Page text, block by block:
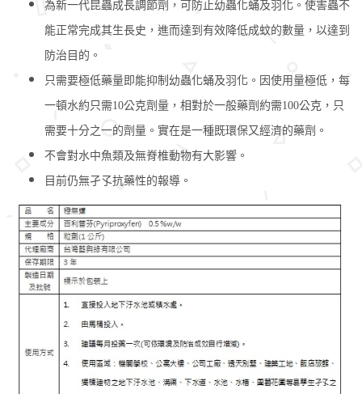
為新一代昆蟲成長調節劑，可防止幼蟲化蛹及羽化。使害蟲不
能正常完成其生長史，進而達到有效降低成蚊的數量，以達到
防治目的。
只需要極低藥量即能抑制幼蟲化蛹及羽化。因使用量極低，每
一頓水約只需10公克劑量，相對於一般藥劑約需100公克，只
需要十分之一的劑量。實在是一種既環保又經濟的藥劑。
不會對水中魚類及無脊椎動物有大影響。
目前仍無孑孓抗藥性的報導。